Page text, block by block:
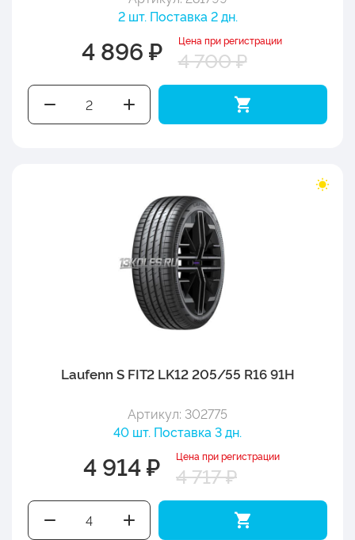
2 шт. Поставка 2 дн.
4 896 ₽ Цена при регистрации
4 700 ₽
Laufenn S FIT2 LK12 205/55 R16 91H
Артикул: 302775
40 шт. Поставка 3 дн.
4 914 ₽ Цена при регистрации
4 717 ₽